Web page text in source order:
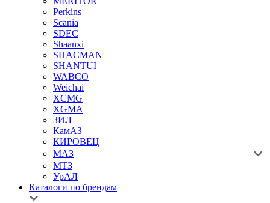
Perkins
Scania
SDEC
Shaanxi
SHACMAN
SHANTUI
WABCO
Weichai
XCMG
XGMA
ЗИЛ
КамАЗ
КИРОВЕЦ
МАЗ
МТЗ
УрАЛ
Каталоги по брендам